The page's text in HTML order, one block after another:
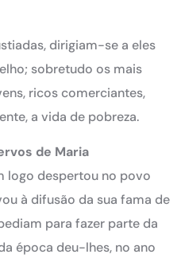
dirigiam-se a eles
sobretudo os mais
ricos comerciantes,
a vida de pobreza.
de Maria
logo despertou no povo
à difusão da sua fama de
para fazer parte da
época deu-lhes, no ano